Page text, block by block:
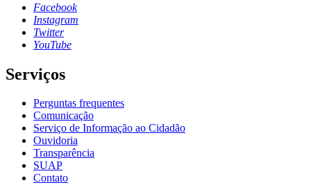
Facebook
Instagram
Twitter
YouTube
Serviços
Perguntas frequentes
Comunicação
Serviço de Informação ao Cidadão
Ouvidoria
Transparência
SUAP
Contato